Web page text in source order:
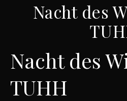
Nacht des
Nacht des
TUHH